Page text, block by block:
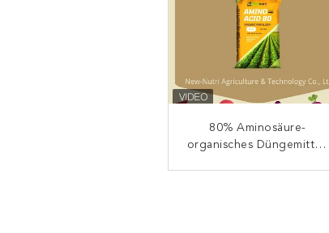
80% Aminosäure-
organisches Düngemittel-
Aminosäure-organisches
Düngemittel des 15%